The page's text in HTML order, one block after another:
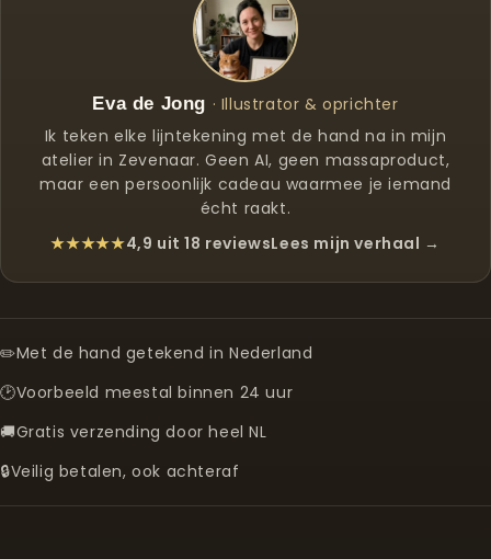
Eva de Jong · Illustrator & oprichter
Ik teken elke lijntekening met de hand na in mijn
atelier in Zevenaar. Geen AI, geen massaproduct,
maar een persoonlijk cadeau waarmee je iemand
écht raakt.
★★★★★4,9 uit 18 reviewsLees mijn verhaal →
✏️Met de hand getekend in Nederland
🕑Voorbeeld meestal binnen 24 uur
🚚Gratis verzending door heel NL
🔒Veilig betalen, ook achteraf